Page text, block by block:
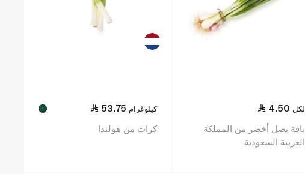
4.50 لكل
باقة بصل أخضر من المملكة
العربية السعودية
53.75 كيلوغرام !
كراث من هولندا